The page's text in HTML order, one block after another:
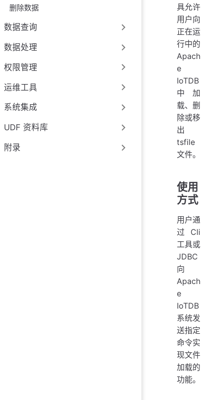
删除数据
数据查询
数据处理
权限管理
运维工具
系统集成
UDF 资料库
附录
具允许
用户向
正在运
行中的
Apach
e
IoTDB
中加
载、删
除或移
出
tsfile
文件。
使用
方式
用户通
过 Cli
工具或
JDBC
向
Apach
e
IoTDB
系统发
送指定
命令实
现文件
加载的
功能。